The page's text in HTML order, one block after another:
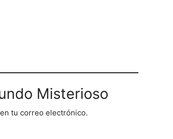
Misterioso
tu correo electrónico.